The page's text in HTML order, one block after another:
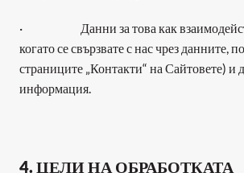
·                        Данни за това как
когато се свързвате с нас чрез данните,
страниците „Контакти“ на Сайтовете) и
информация.
4. ЦЕЛИ НА ОБРАБОТКАТА